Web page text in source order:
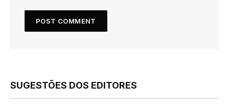
SUGESTÕES DOS EDITORES